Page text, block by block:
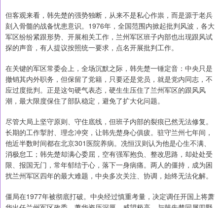
但客观来看，韩先楚的强势独断，从来不是私心作祟，而是源于老兵
刻入骨髓的战备忧患意识。1976年，全国范围内掀起批判风波，各大
军区纷纷紧跟形势、开展相关工作，兰州军区班子内部也出现跟风试
探的声音，有人提议按照统一要求，点名开展批判工作。
在关键的军区常委会上，全场沉默之际，韩先楚一锤定音：中央只是
撤销其内外职务，但保留了党籍，只要还是党员，就是党内同志，不
应过度批判。正是这句硬气表态，硬生生压住了兰州军区的跟风风
潮，最大限度保住了部队稳定，避免了扩大化问题。
尽管大局上坚守原则、守住底线，但班子内部的裂痕已然无法修复。
长期的工作掣肘、理念冲突，让韩先楚身心俱疲。驻守兰州七年间，
他近半数时间都在北京301医院养病。冼恒汉则认为他是心生不满、
消极怠工；韩先楚却满心委屈，空有强军抱负、整改思路，却处处受
限、报国无门，常年郁结于心，落下一身病痛。两人的僵持，成为困
扰兰州军区四年的最大难题，中央多次关注、协调，始终无法化解。
僵局在1977年被彻底打破。中央经过慎重考量，决定调任开国上将萧